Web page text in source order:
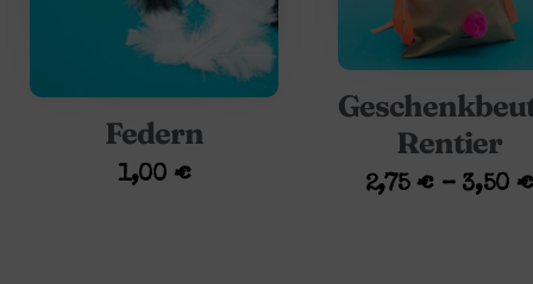
Federn
1,00 €
Rentier
2,75€ – 3,50 €